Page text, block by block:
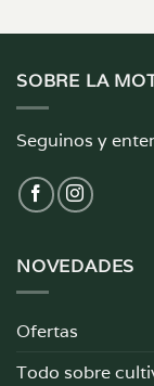
SOBRE LA
Seguinos y
NOVEDADES
Ofertas
Todo sobre